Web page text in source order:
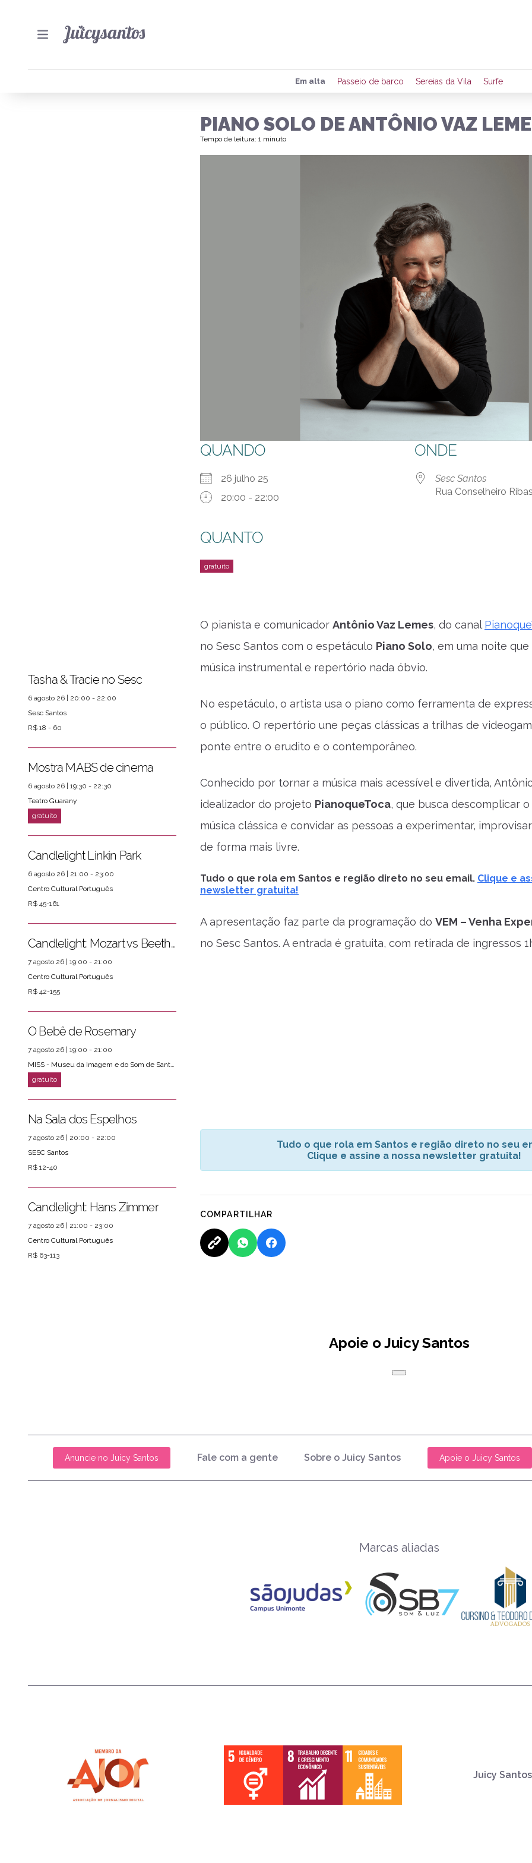
Preencha seus dados para
de eventos e notícias da
Quero
Em alta Passeio de barco Sereias da Vila Surfe
PIANO SOLO DE ANTÔNIO VAZ LEME
Tempo de leitura: 1 minuto
QUANDO
26 julho 25
20:00 - 22:00
ONDE
Sesc Santos
Rua Conselheiro
QUANTO
O pianista e comunicador Antônio Vaz Lemes, do canal
no Sesc Santos com o espetáculo Piano Solo, em uma noite
música instrumental e repertório nada óbvio.
No espetáculo, o artista usa o piano como ferramenta de
o público. O repertório une peças clássicas a trilhas de
ponte entre o erudito e o contemporâneo.
Conhecido por tornar a música mais acessível e divertida,
idealizador do projeto PianoqueToca, que busca descomplicar
música clássica e convidar as pessoas a experimentar,
de forma mais livre.
Tudo o que rola em Santos e região direto no seu email. Clique e
newsletter gratuita!
A apresentação faz parte da programação do VEM – Venha
no Sesc Santos. A entrada é gratuita, com retirada de ingressos
Tudo o que rola em Santos e região direto no seu
Clique e assine a nossa newsletter gratuita!
COMPARTILHAR
PRÓXIMOS EVENTOS
Tasha & Tracie no Sesc
6 agosto 26 | 20:00 - 22:00
Sesc Santos
R$ 18 - 60
Mostra MABS de cinema
6 agosto 26 | 19:30 - 22:30
Teatro Guarany
Candlelight Linkin Park
6 agosto 26 | 21:00 - 23:00
Centro Cultural Português
R$ 45-161
Candlelight: Mozart vs Beethoven
7 agosto 26 | 19:00 - 21:00
Centro Cultural Português
R$ 42-155
O Bebê de Rosemary
7 agosto 26 | 19:00 - 21:00
MISS - Museu da Imagem e do Som de Santos
Na Sala dos Espelhos
7 agosto 26 | 20:00 - 22:00
SESC Santos
R$ 12-40
Candlelight: Hans Zimmer
7 agosto 26 | 21:00 - 23:00
Centro Cultural Português
R$ 63-113
Apoie o Juicy Santos
Anuncie no Juicy Santos Fale com a gente Sobre o Juicy Santos Apoie o Juicy Santos
Marcas aliadas
Juicy Santos